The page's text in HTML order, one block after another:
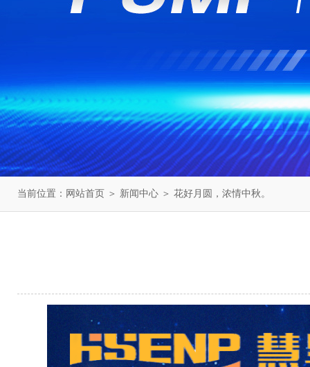
当前位置： 网站首页 ＞ 新闻中心 ＞ 花好月圆，浓情中秋。